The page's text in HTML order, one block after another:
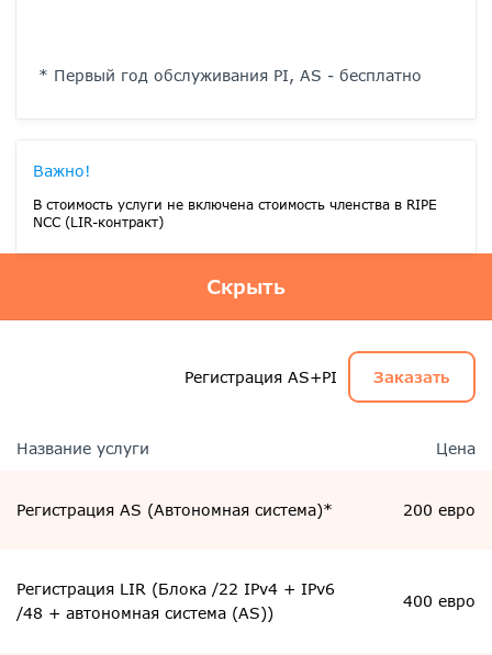
* Первый год обслуживания PI, AS - бесплатно
Важно!
В стоимость услуги не включена стоимость членства в RIPE
NCC (LIR-контракт)
Скрыть
Регистрация AS+PI Заказать
Название услуги Цена
Регистрация AS (Автономная система)* 200 евро
Регистрация LIR (Блока /22 IPv4 + IPv6
/48 + автономная система (AS))
400 евро